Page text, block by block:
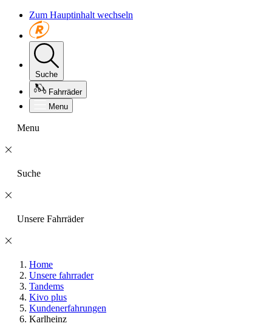
Zum Hauptinhalt wechseln
Suche
Fahrräder
Menu
Menu
Suche
Unsere Fahrräder
Home
Unsere fahrrader
Tandems
Kivo plus
Kundenerfahrungen
Karlheinz